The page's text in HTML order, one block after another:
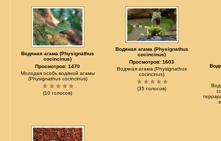
Водяная агама (Physignathus
cocincinus)
Просмотров: 1470
Молодая особь водяной агамы
(Physignathus cocincinus)
(10 голосов)
Водяная агама (Physignathus
cocincinus)
Просмотров: 1603
Водяная агама (Physignathus
cocincinus)
(35 голосов)